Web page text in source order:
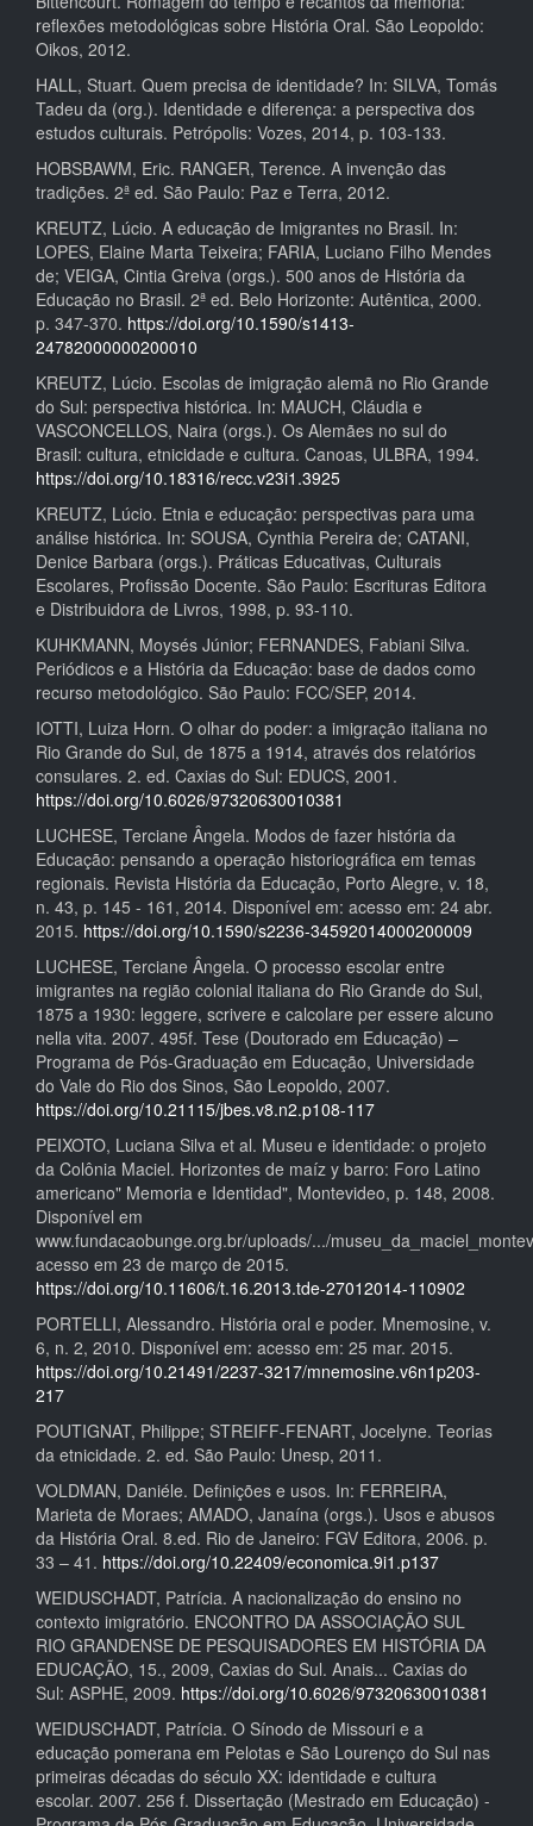
reflexões metodológicas sobre História Oral. São Leopoldo:
Oikos, 2012.
HALL, Stuart. Quem precisa de identidade? In: SILVA, Tomás
Tadeu da (org.). Identidade e diferença: a perspectiva dos
estudos culturais. Petrópolis: Vozes, 2014, p. 103-133.
HOBSBAWM, Eric. RANGER, Terence. A invenção das
tradições. 2ª ed. São Paulo: Paz e Terra, 2012.
KREUTZ, Lúcio. A educação de Imigrantes no Brasil. In:
LOPES, Elaine Marta Teixeira; FARIA, Luciano Filho Mendes
de; VEIGA, Cintia Greiva (orgs.). 500 anos de História da
Educação no Brasil. 2ª ed. Belo Horizonte: Autêntica, 2000.
p. 347-370. https://doi.org/10.1590/s1413-
24782000000200010
KREUTZ, Lúcio. Escolas de imigração alemã no Rio Grande
do Sul: perspectiva histórica. In: MAUCH, Cláudia e
VASCONCELLOS, Naira (orgs.). Os Alemães no sul do
Brasil: cultura, etnicidade e cultura. Canoas, ULBRA, 1994.
https://doi.org/10.18316/recc.v23i1.3925
KREUTZ, Lúcio. Etnia e educação: perspectivas para uma
análise histórica. In: SOUSA, Cynthia Pereira de; CATANI,
Denice Barbara (orgs.). Práticas Educativas, Culturais
Escolares, Profissão Docente. São Paulo: Escrituras Editora
e Distribuidora de Livros, 1998, p. 93-110.
KUHKMANN, Moysés Júnior; FERNANDES, Fabiani Silva.
Periódicos e a História da Educação: base de dados como
recurso metodológico. São Paulo: FCC/SEP, 2014.
IOTTI, Luiza Horn. O olhar do poder: a imigração italiana no
Rio Grande do Sul, de 1875 a 1914, através dos relatórios
consulares. 2. ed. Caxias do Sul: EDUCS, 2001.
https://doi.org/10.6026/97320630010381
LUCHESE, Terciane Ângela. Modos de fazer história da
Educação: pensando a operação historiográfica em temas
regionais. Revista História da Educação, Porto Alegre, v. 18,
n. 43, p. 145 - 161, 2014. Disponível em: acesso em: 24 abr.
2015. https://doi.org/10.1590/s2236-34592014000200009
LUCHESE, Terciane Ângela. O processo escolar entre
imigrantes na região colonial italiana do Rio Grande do Sul,
1875 a 1930: leggere, scrivere e calcolare per essere alcuno
nella vita. 2007. 495f. Tese (Doutorado em Educação) –
Programa de Pós-Graduação em Educação, Universidade
do Vale do Rio dos Sinos, São Leopoldo, 2007.
https://doi.org/10.21115/jbes.v8.n2.p108-117
PEIXOTO, Luciana Silva et al. Museu e identidade: o projeto
da Colônia Maciel. Horizontes de maíz y barro: Foro Latino
americano" Memoria e Identidad", Montevideo, p. 148, 2008.
Disponível em
www.fundacaobunge.org.br/uploads/.../
acesso em 23 de março de 2015.
https://doi.org/10.11606/t.16.2013.tde-27012014-110902
PORTELLI, Alessandro. História oral e poder. Mnemosine, v.
6, n. 2, 2010. Disponível em: acesso em: 25 mar. 2015.
https://doi.org/10.21491/2237-3217/mnemosine.v6n1p203-
217
POUTIGNAT, Philippe; STREIFF-FENART, Jocelyne. Teorias
da etnicidade. 2. ed. São Paulo: Unesp, 2011.
VOLDMAN, Daniéle. Definições e usos. In: FERREIRA,
Marieta de Moraes; AMADO, Janaína (orgs.). Usos e abusos
da História Oral. 8.ed. Rio de Janeiro: FGV Editora, 2006. p.
33 – 41. https://doi.org/10.22409/economica.9i1.p137
WEIDUSCHADT, Patrícia. A nacionalização do ensino no
contexto imigratório. ENCONTRO DA ASSOCIAÇÃO SUL
RIO GRANDENSE DE PESQUISADORES EM HISTÓRIA DA
EDUCAÇÃO, 15., 2009, Caxias do Sul. Anais... Caxias do
Sul: ASPHE, 2009. https://doi.org/10.6026/97320630010381
WEIDUSCHADT, Patrícia. O Sínodo de Missouri e a
educação pomerana em Pelotas e São Lourenço do Sul nas
primeiras décadas do século XX: identidade e cultura
escolar. 2007. 256 f. Dissertação (Mestrado em Educação) -